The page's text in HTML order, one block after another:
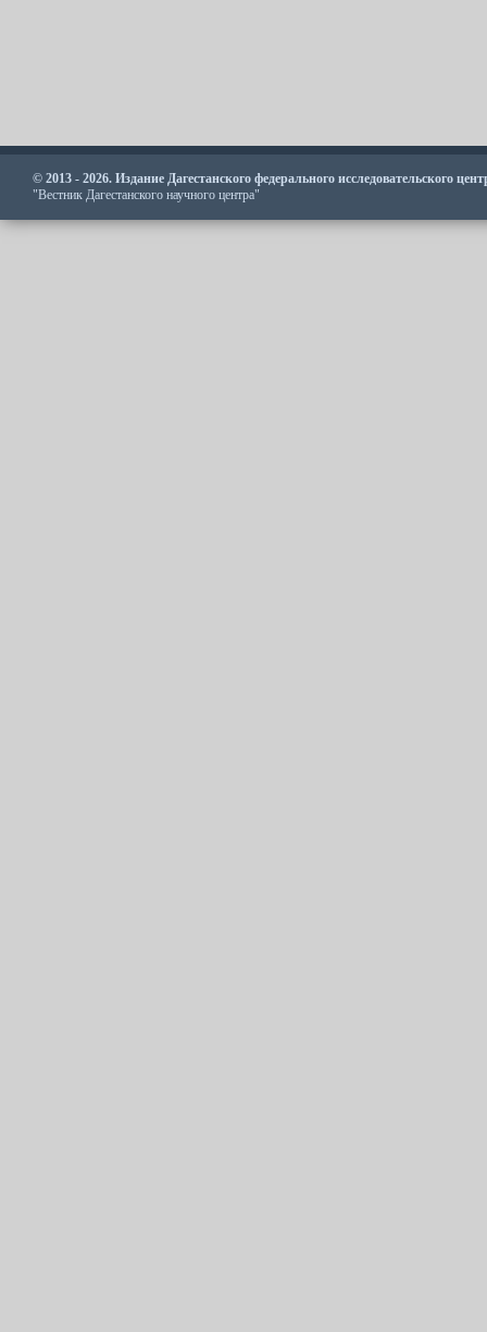
© 2013 - 2026. Издание Дагестанского федерального исследовательского
"Вестник Дагестанского научного центра"